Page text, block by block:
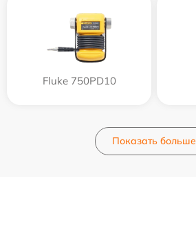
Fluke 750PD10
Показать больше